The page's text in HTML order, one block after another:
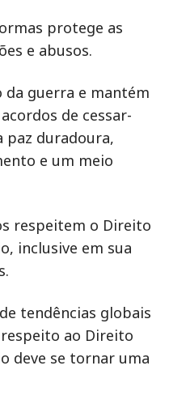
protege as
e abusos.
da guerra e mantém
de cessar-
paz duradoura,
e um meio
respeitem o Direito
inclusive em sua
tendências globais
ao Direito
deve se tornar uma